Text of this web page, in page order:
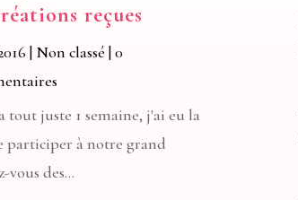
reçues
| Non classé | 0
tout juste 1 semaine, j'ai eu la
participer à notre grand
vous des...